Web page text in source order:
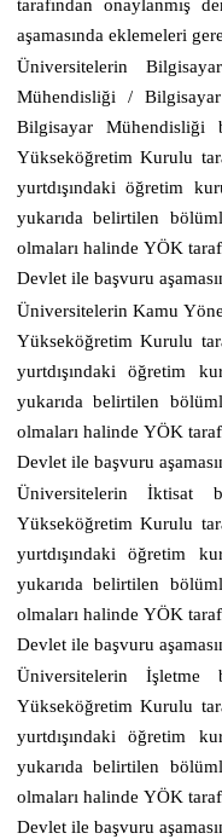
tarafından onaylanmış
aşamasında eklemeleri
Üniversitelerin
Mühendisliği /
Bilgisayar Mühendisliği
Yükseköğretim Kurulu
yurtdışındaki öğretim
yukarıda belirtilen
olmaları halinde YÖK
Devlet ile başvuru
Üniversitelerin Kamu
Yükseköğretim Kurulu
yurtdışındaki öğretim
yukarıda belirtilen
olmaları halinde YÖK
Devlet ile başvuru
Üniversitelerin İktisat
Yükseköğretim Kurulu
yurtdışındaki öğretim
yukarıda belirtilen
olmaları halinde YÖK
Devlet ile başvuru
Üniversitelerin İşletme
Yükseköğretim Kurulu
yurtdışındaki öğretim
yukarıda belirtilen
olmaları halinde YÖK
Devlet ile başvuru